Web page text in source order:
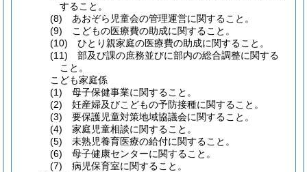
すること。
(8) あおぞら児童会の管理運営に関すること。
(9) こどもの医療費の助成に関すること。
(10) ひとり親家庭の医療費の助成に関すること。
(11) 部及び課の庶務並びに部内の総合調整に関する
こと。
こども家庭係
(1) 母子保健事業に関すること。
(2) 妊産婦及びこどもの予防接種に関すること。
(3) 要保護児童対策地域協議会に関すること。
(4) 家庭児童相談に関すること。
(5) 未熟児養育医療の給付に関すること。
(6) 母子健康センターに関すること。
(7) 病児保育室に関すること。